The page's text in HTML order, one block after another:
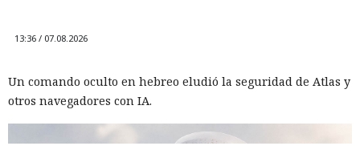
13:36 / 07.08.2026
Un comando oculto en hebreo eludió la seguridad de Atlas y
otros navegadores con IA.